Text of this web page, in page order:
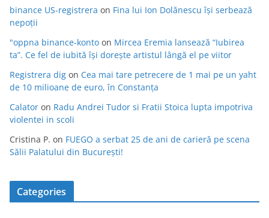
binance US-registrera on Fina lui Ion Dolănescu își serbează
nepoții
"oppna binance-konto on Mircea Eremia lansează “Iubirea
ta”. Ce fel de iubită își dorește artistul lângă el pe viitor
Registrera dig on Cea mai tare petrecere de 1 mai pe un yaht
de 10 milioane de euro, în Constanța
Calator on Radu Andrei Tudor si Fratii Stoica lupta impotriva
violentei in scoli
Cristina P. on FUEGO a serbat 25 de ani de carieră pe scena
Sălii Palatului din București!
Categories